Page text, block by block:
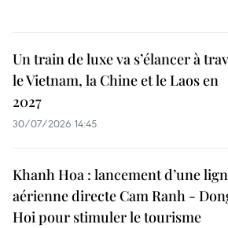
Un train de luxe va s’élancer à
le Vietnam, la Chine et le Laos en
2027
30/07/2026 14:45
Khanh Hoa : lancement d’une
aérienne directe Cam Ranh -
Hoi pour stimuler le tourisme